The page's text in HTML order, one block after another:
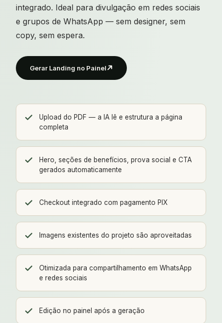
integrado. Ideal para divulgação em redes sociais
e grupos de WhatsApp — sem designer, sem
copy, sem espera.
Gerar Landing no Painel
Upload do PDF — a IA lê e estrutura a página
completa
Hero, seções de benefícios, prova social e CTA
gerados automaticamente
Checkout integrado com pagamento PIX
Imagens existentes do projeto são aproveitadas
Otimizada para compartilhamento em WhatsApp
e redes sociais
Edição no painel após a geração